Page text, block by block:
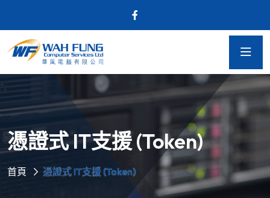
憑證式 IT支援 (Token)
首頁 憑證式 IT支援 (Token)